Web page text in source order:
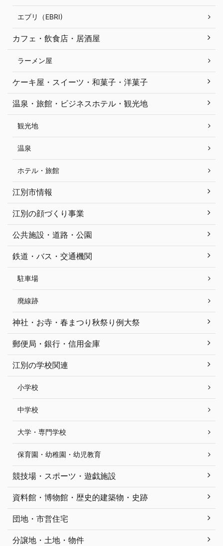
エブリ（EBRI)
カフェ・飲食店・居酒屋
ラーメン屋
ケーキ屋・スイーツ・和菓子・洋菓子
温泉・旅館・ビジネスホテル・観光地
観光地
温泉
ホテル・旅館
江別市情報
江別の顔づくり事業
公共施設・道路・公園
鉄道・バス・交通機関
駐車場
廃線跡
神社・お寺・春まつり秋祭り例大祭
郵便局・銀行・信用金庫
江別の学校関連
小学校
中学校
大学・専門学校
保育園・幼稚園・幼児教育
競技場・スポーツ・遊戯施設
資料館・博物館・歴史的建築物・史跡
団地・市営住宅
分譲地・土地・物件